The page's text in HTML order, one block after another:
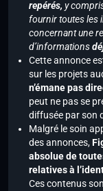
repérés, y
fournir toutes les
concernant une
d’informations
Cette annonce
sur les projets
n’émane pas
peut ne pas se
diffusée par son
Malgré le soin
des annonces,
absolue de
relatives à
Ces contenus